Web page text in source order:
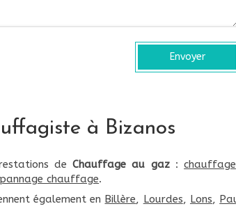
Envoyer
à Bizanos
deChauffage au gaz:chauffage
chauffage.
également en Billère, Lourdes, Lons,